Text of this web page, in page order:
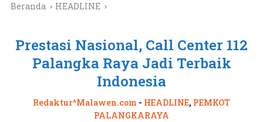
Beranda HEADLINE
Prestasi Nasional, Call Center 112
Palangka Raya Jadi Terbaik
Indonesia
Redaktur^Malawen.com - HEADLINE, PEMKOT
PALANGKARAYA